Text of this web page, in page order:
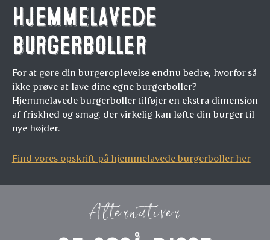
Hjemmelavede
burgerboller
For at gøre din burgeroplevelse endnu bedre, hvorfor så
ikke prøve at lave dine egne burgerboller?
Hjemmelavede burgerboller tilføjer en ekstra dimension
af friskhed og smag, der virkelig kan løfte din burger til
nye højder.
Find vores opskrift på hjemmelavede burgerboller her
Alternativer